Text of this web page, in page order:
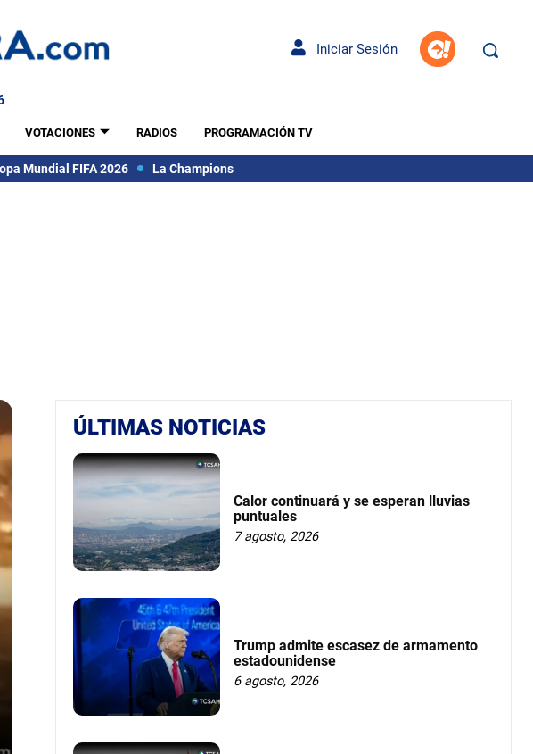
Iniciar Sesión
VOTACIONES RADIOS PROGRAMACIÓN TV
Mundial FIFA 2026 La Champions
ÚLTIMAS NOTICIAS
Calor continuará y se esperan lluvias
puntuales
7 agosto, 2026
Trump admite escasez de armamento
estadounidense
6 agosto, 2026